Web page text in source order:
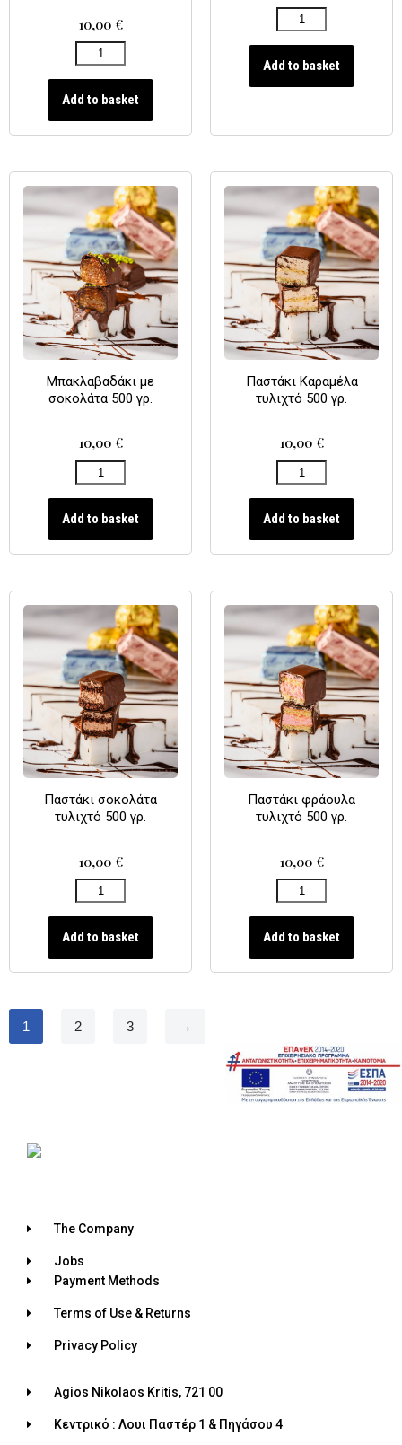
10,00 €
Add to basket
Add to basket
Μπακλαβαδάκι με
σοκολάτα 500 γρ.
10,00 €
Add to basket
Παστάκι Καραμέλα
τυλιχτό 500 γρ.
10,00 €
Add to basket
Παστάκι σοκολάτα
τυλιχτό 500 γρ.
10,00 €
Add to basket
Παστάκι φράουλα
τυλιχτό 500 γρ.
10,00 €
Add to basket
1 2 3 →
The Company
Jobs
Payment Methods
Terms of Use & Returns
Privacy Policy
Agios Nikolaos Kritis, 721 00
Κεντρικό : Λουι Παστέρ 1 & Πηγάσου 4